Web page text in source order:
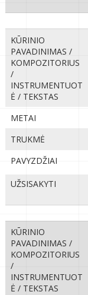
KŪRINIO
PAVADINIMAS /
KOMPOZITORIUS
/
INSTRUMENTUOT
Ė / TEKSTAS
METAI
TRUKMĖ
PAVYZDŽIAI
UŽSISAKYTI
KŪRINIO
PAVADINIMAS /
KOMPOZITORIUS
/
INSTRUMENTUOT
Ė / TEKSTAS